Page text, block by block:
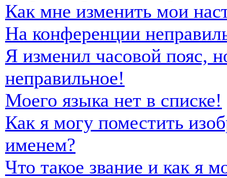
Как мне изменить мои
На конференции
Я изменил часовой пояс,
неправильное!
Моего языка нет в списке!
Как я могу поместить
именем?
Что такое звание и как я